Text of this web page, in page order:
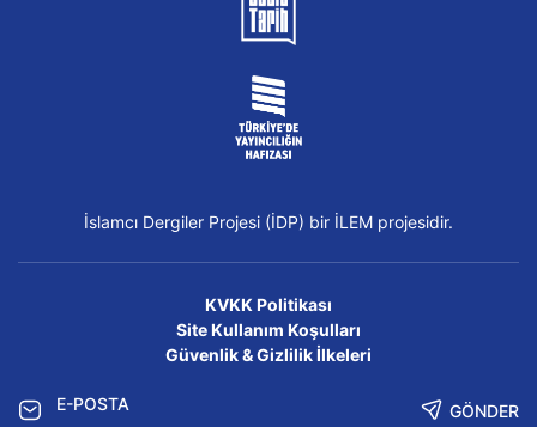
İslamcı Dergiler Projesi (İDP) bir İLEM projesidir.
KVKK Politikası
Site Kullanım Koşulları
Güvenlik & Gizlilik İlkeleri
GÖNDER